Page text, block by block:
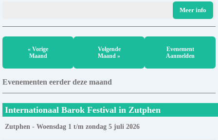
Meer info
« Vorige
Maand
Volgende
Maand »
Evenement
Aanmelden
Evenementen eerder deze maand
Internationaal Barok Festival in Zutphen
Zutphen - Woensdag 1 t/m zondag 5 juli 2026